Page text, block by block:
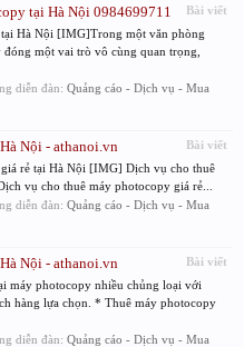
Bài viết
tại Hà Nội 0984699711
Hà Nội [IMG]Trong một văn phòng
một vai trò vô cùng quan trọng,
diễn đàn: Quảng cáo - Dịch vụ - Mua
Bài viết
Nội - athanoi.vn
rẻ tại Hà Nội [IMG] Dịch vụ cho thuê
vụ cho thuê máy photocopy giá rẻ...
diễn đàn: Quảng cáo - Dịch vụ - Mua
Bài viết
Nội - athanoi.vn
máy photocopy nhiều chủng loại với
hàng lựa chọn. * Thuê máy photocopy
diễn đàn: Quảng cáo - Dịch vụ - Mua